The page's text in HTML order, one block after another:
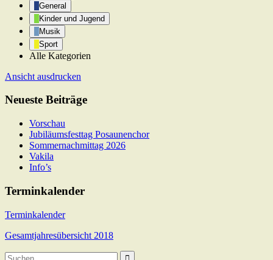
General
Kinder und Jugend
Musik
Sport
Alle Kategorien
Ansicht ausdrucken
Neueste Beiträge
Vorschau
Jubiläumsfesttag Posaunenchor
Sommernachmittag 2026
Vakila
Info’s
Terminkalender
Terminkalender
Gesamtjahresübersicht 2018
Suche